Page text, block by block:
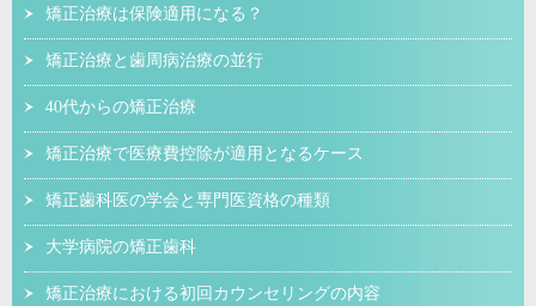
矯正治療は保険適用になる？
矯正治療と歯周病治療の並行
40代からの矯正治療
矯正治療で医療費控除が適用となるケース
矯正歯科医の学会と専門医資格の種類
大学病院の矯正歯科
矯正治療における初回カウンセリングの内容